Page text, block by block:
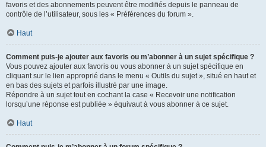
favoris et des abonnements peuvent être modifiés depuis le panneau de
contrôle de l’utilisateur, sous les « Préférences du forum ».
Haut
Comment puis-je ajouter aux favoris ou m’abonner à un sujet spécifique ?
Vous pouvez ajouter aux favoris ou vous abonner à un sujet spécifique en
cliquant sur le lien approprié dans le menu « Outils du sujet », situé en haut et
en bas des sujets et parfois illustré par une image.
Répondre à un sujet tout en cochant la case « Recevoir une notification
lorsqu’une réponse est publiée » équivaut à vous abonner à ce sujet.
Haut